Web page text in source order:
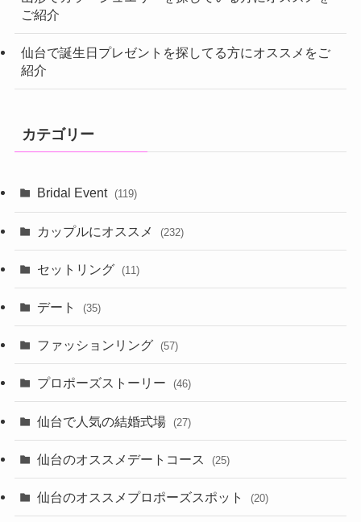
ご紹介
仙台で誕生日プレゼントを探してる方にオススメをご
紹介
カテゴリー
Bridal Event (119)
カップルにオススメ (232)
セットリング (11)
デート (35)
ファッションリング (57)
プロポーズストーリー (46)
仙台で人気の結婚式場 (27)
仙台のオススメデートコース (25)
仙台のオススメプロポーズスポット (20)